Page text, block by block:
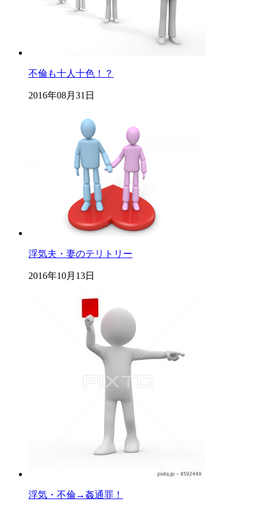
不倫も十人十色！？
2016年08月31日
浮気夫・妻のテリトリー
2016年10月13日
浮気・不倫→姦通罪！